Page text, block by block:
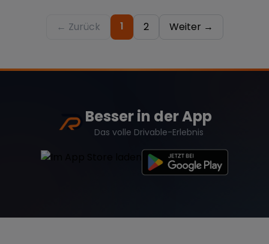
← Zurück 1 2 Weiter →
Besser in der App
Das volle Drivable-Erlebnis